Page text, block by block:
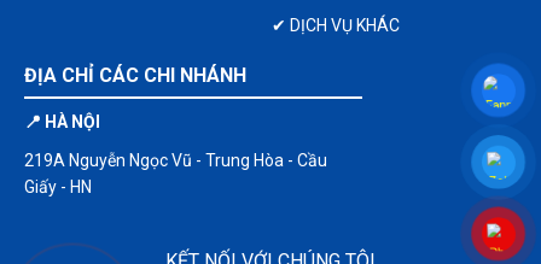
✔ DỊCH VỤ KHÁC
ĐỊA CHỈ CÁC CHI NHÁNH
📍 HÀ NỘI
219A Nguyễn Ngọc Vũ - Trung Hòa - Cầu
Giấy - HN